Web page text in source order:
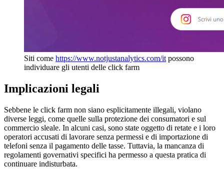
Siti come https://www.notjustanalytics.com/it possono
individuare gli utenti delle click farm
Implicazioni legali
Sebbene le click farm non siano esplicitamente illegali, violano
diverse leggi, come quelle sulla protezione dei consumatori e sul
commercio sleale. In alcuni casi, sono state oggetto di retate e i loro
operatori accusati di lavorare senza permessi e di importazione di
telefoni senza il pagamento delle tasse. Tuttavia, la mancanza di
regolamenti governativi specifici ha permesso a questa pratica di
continuare indisturbata.